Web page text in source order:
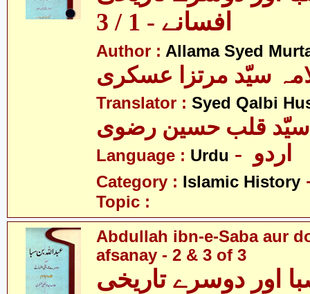
افسانے - 1 / 3
Author : Allama Syed
سیّد مرتزا عسکری
Translator : Syed Qalbi
Language : Urdu
Category : Islamic History
Topic :
Abdullah ibn-e-Saba aur
afsanay - 2 & 3 of 3
اور دوسرے تاریخی